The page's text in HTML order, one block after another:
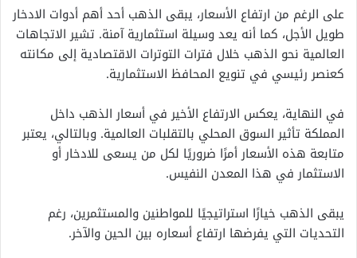
على الرغم من ارتفاع الأسعار، يبقى الذهب أحد أهم أدوات الادخار
طويل الأجل، كما أنه يعد وسيلة استثمارية آمنة. تشير الاتجاهات
العالمية نحو الذهب خلال فترات التوترات الاقتصادية إلى مكانته
كعنصر رئيسي في تنويع المحافظ الاستثمارية.
في النهاية، يعكس الارتفاع الأخير في أسعار الذهب داخل
المملكة تأثير السوق المحلي بالتقلبات العالمية. وبالتالي، يعتبر
متابعة هذه الأسعار أمرًا ضروريًا لكل من يسعى للادخار أو
الاستثمار في هذا المعدن النفيس.
يبقى الذهب خيارًا استراتيجيًا للمواطنين والمستثمرين، رغم
التحديات التي يفرضها ارتفاع أسعاره بين الحين والآخر.